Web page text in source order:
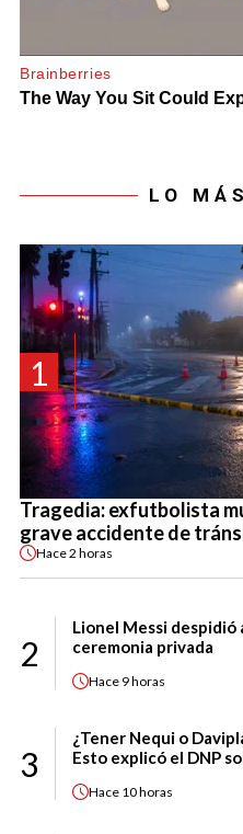
LO
1
Tragedia: exfutbolista
grave accidente de
Hace2 horas
2
Lionel Messi despidió
ceremonia privada
Hace 9 horas
3
¿Tener Nequi o
Esto explicó el DNP
Hace 10 horas